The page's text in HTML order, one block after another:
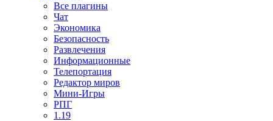
Все плагины
Чат
Экономика
Безопасность
Развлечения
Информационные
Телепортация
Редактор миров
Мини-Игры
РПГ
1.19